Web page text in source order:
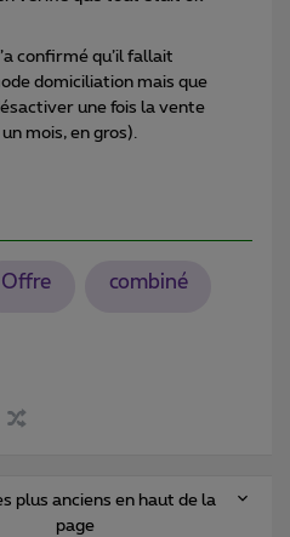
confirmé qu’il fallait
domiciliation mais que
une fois la vente
mois, en gros).
Offre combiné
plus anciens en haut de la
page